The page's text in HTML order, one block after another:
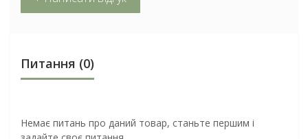
Питання (0)
Немає питань про даний товар, станьте першим і